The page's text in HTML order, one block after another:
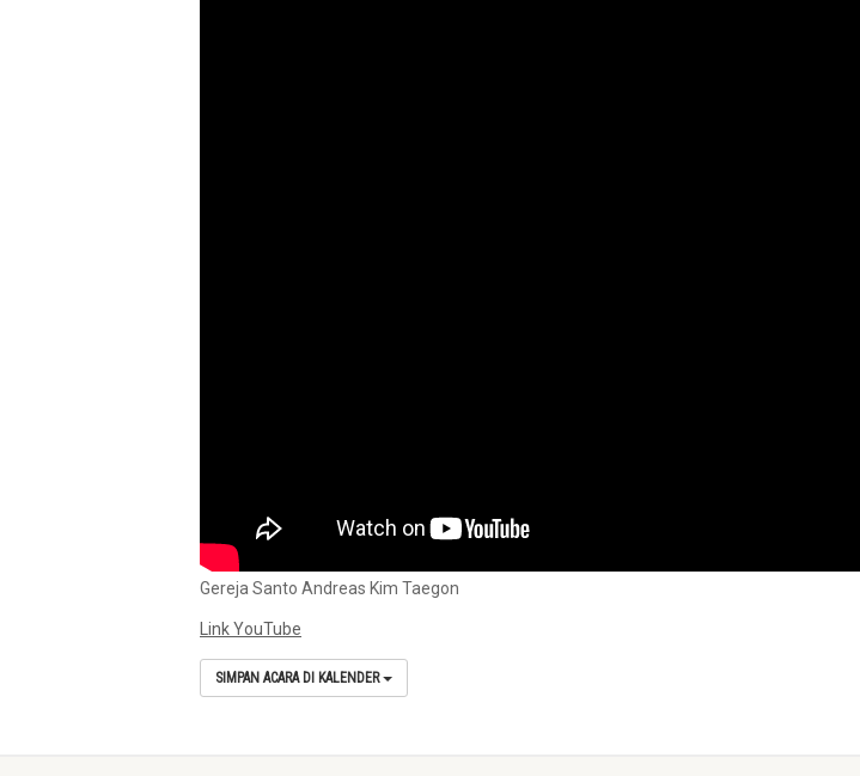
Gereja Santo Andreas Kim Taegon
Link YouTube
SIMPAN ACARA DI KALENDER